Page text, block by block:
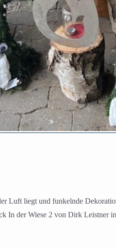
Luft liegt und funkelnde
In der Wiese 2 von Dirk